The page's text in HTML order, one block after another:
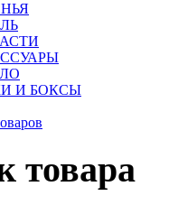
И БОКСЫ
товара